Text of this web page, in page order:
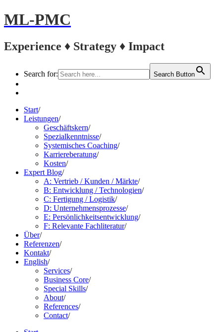
ML-PMC
Experience ♦ Strategy ♦ Impact
Search for: Search Button
Start/
Leistungen/
Geschäftskern/
Spezialkenntnisse/
Systemisches Coaching/
Karriereberatung/
Kosten/
Expert Blog/
A: Vertrieb / Kunden / Märkte/
B: Entwicklung / Technologien/
C: Fertigung / Logistik/
D: Unternehmensprozesse/
E: Persönlichkeitsentwicklung/
F: Relevante Fachliteratur/
Über/
Referenzen/
Kontakt/
English/
Services/
Business Core/
Special Skills/
About/
References/
Contact/